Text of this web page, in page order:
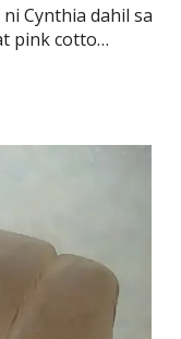
Cynthia dahil sa
pink cotto…